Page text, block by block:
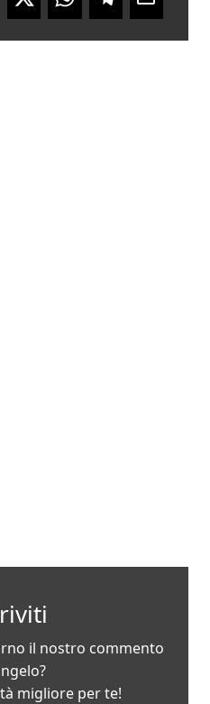
il nostro commento
migliore per te!